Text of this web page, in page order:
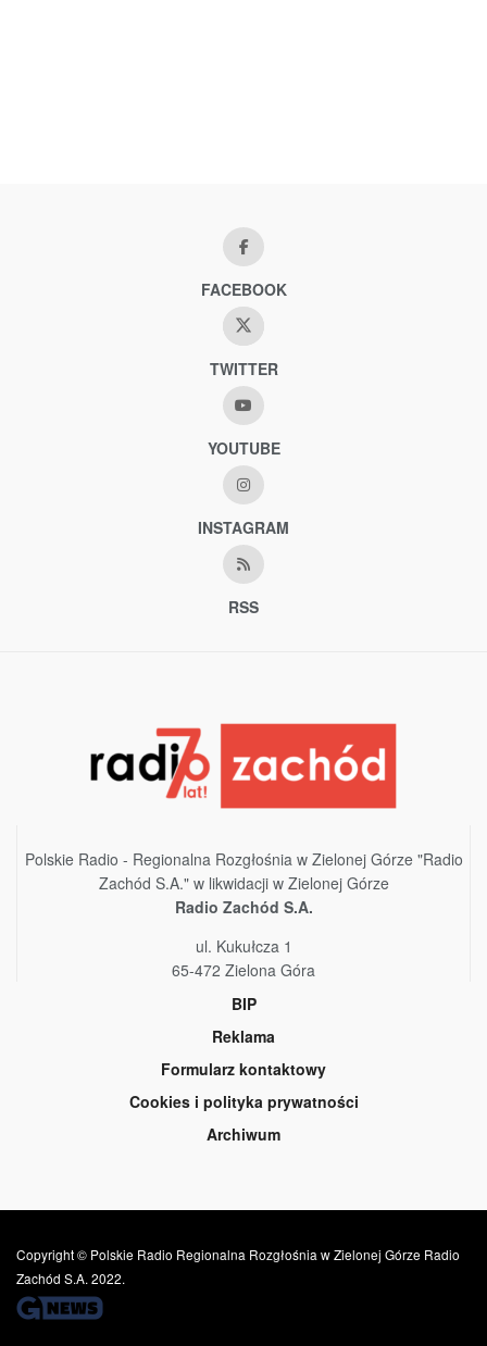
FACEBOOK
TWITTER
YOUTUBE
INSTAGRAM
RSS
Polskie Radio - Regionalna Rozgłośnia w Zielonej Górze "Radio
Zachód S.A." w likwidacji w Zielonej Górze
Radio Zachód S.A.
ul. Kukułcza 1
65-472 Zielona Góra
BIP
Reklama
Formularz kontaktowy
Cookies i polityka prywatności
Archiwum
Copyright © Polskie Radio Regionalna Rozgłośnia w Zielonej Górze Radio
Zachód S.A. 2022.